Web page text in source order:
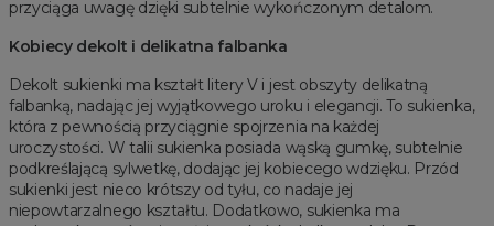
przyciąga uwagę dzięki subtelnie wykończonym detalom.
Kobiecy dekolt i delikatna falbanka
Dekolt sukienki ma kształt litery V i jest obszyty delikatną
falbanką, nadając jej wyjątkowego uroku i elegancji. To sukienka,
która z pewnością przyciągnie spojrzenia na każdej
uroczystości. W talii sukienka posiada wąską gumkę, subtelnie
podkreślającą sylwetkę, dodając jej kobiecego wdzięku. Przód
sukienki jest nieco krótszy od tyłu, co nadaje jej
niepowtarzalnego kształtu. Dodatkowo, sukienka ma